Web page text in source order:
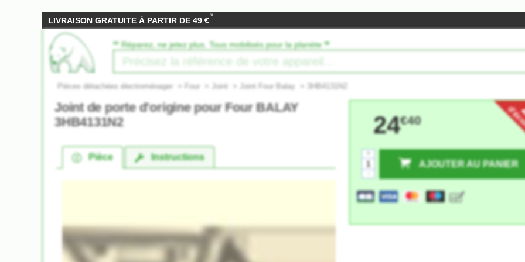
LIVRAISON GRATUITE À PARTIR DE 49 €*
‟ Réparez, ne jetez plus. Tous mobilisés pour la planète ”
Pièces détachées électroménager > Four > Joint > Joint Four Balay > 3HB4131N2
Joint de porte d'origine pour Four BALAY
3HB4131N2
Pièce Instructions
24€40
AJOUTER AU PANIER
+